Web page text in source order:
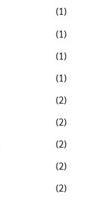
(1)
(1)
(1)
(1)
(2)
(2)
(2)
(2)
(2)